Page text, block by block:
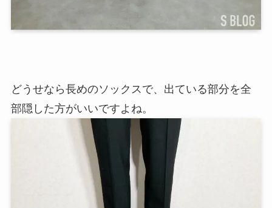
どうせなら長めのソックスで、出ている部分を全
部隠した方がいいですよね。